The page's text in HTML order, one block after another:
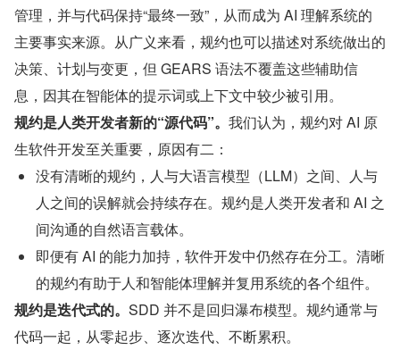
管理，并与代码保持“最终一致”，从而成为 AI 理解系统的
主要事实来源。从广义来看，规约也可以描述对系统做出的
决策、计划与变更，但 GEARS 语法不覆盖这些辅助信
息，因其在智能体的提示词或上下文中较少被引用。
规约是人类开发者新的“源代码”。 我们认为，规约对 AI 原
生软件开发至关重要，原因有二：
没有清晰的规约，人与大语言模型（LLM）之间、人与
人之间的误解就会持续存在。规约是人类开发者和 AI 之
间沟通的自然语言载体。
即便有 AI 的能力加持，软件开发中仍然存在分工。清晰
的规约有助于人和智能体理解并复用系统的各个组件。
规约是迭代式的。 SDD 并不是回归瀑布模型。规约通常与
代码一起，从零起步、逐次迭代、不断累积。